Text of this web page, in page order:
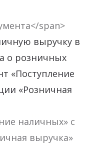
span>
выручку в
о розничных
«Поступление
«Розничная
наличных» с
выручка»